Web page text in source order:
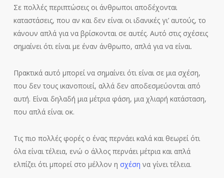
Σε πολλές περιπτώσεις οι άνθρωποι αποδέχονται
καταστάσεις, που αν και δεν είναι οι ιδανικές γι’ αυτούς, το
κάνουν απλά για να βρίσκονται σε αυτές. Αυτό στις σχέσεις
σημαίνει ότι είναι με έναν άνθρωπο, απλά για να είναι.
Πρακτικά αυτό μπορεί να σημαίνει ότι είναι σε μια σχέση,
που δεν τους ικανοποιεί, αλλά δεν αποδεσμεύονται από
αυτή. Είναι δηλαδή μια μέτρια φάση, μια χλιαρή κατάσταση,
που απλά είναι οκ.
Τις πιο πολλές φορές ο ένας περνάει καλά και θεωρεί ότι
όλα είναι τέλεια, ενώ ο άλλος περνάει μέτρια και απλά
ελπίζει ότι μπορεί στο μέλλον η σχέση να γίνει τέλεια.